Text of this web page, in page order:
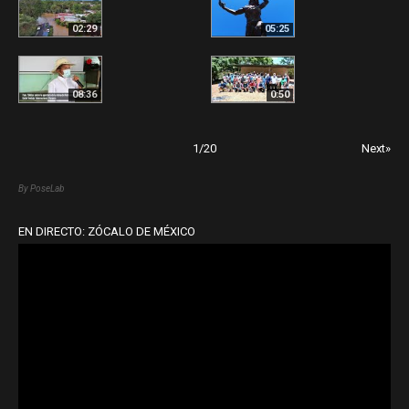
02:29 05:25
08:36 0:50
1/20 Next»
By PoseLab
EN DIRECTO: ZÓCALO DE MÉXICO